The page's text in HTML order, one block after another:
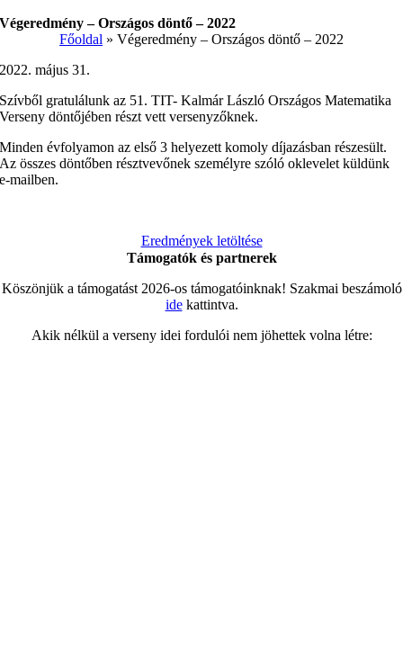
Végeredmény – Országos döntő – 2022
Főoldal » Végeredmény – Országos döntő – 2022
2022. május 31.
Szívből gratulálunk az 51. TIT- Kalmár László Országos Matematika
Verseny döntőjében részt vett versenyzőknek.
Minden évfolyamon az első 3 helyezett komoly díjazásban részesült.
Az összes döntőben résztvevőnek személyre szóló oklevelet küldünk
e-mailben.
Eredmények letöltése
Támogatók és partnerek
Köszönjük a támogatást 2026-os támogatóinknak! Szakmai beszámoló
idekattintva.
Akik nélkül a verseny idei fordulói nem jöhettek volna létre: